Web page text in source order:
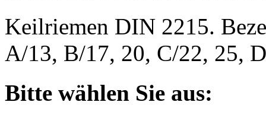
Keilriemen DIN 2215.
A/13, B/17, 20, C/22, 25,
Bitte wählen Sie aus: